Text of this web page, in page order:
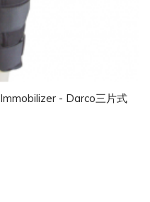
- Darco三片式